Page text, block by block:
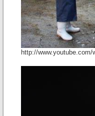
http://